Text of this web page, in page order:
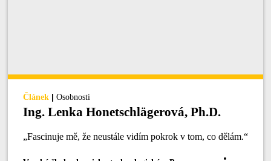
Článek | Osobnosti
Ing. Lenka Honetschlägerová, Ph.D.
„Fascinuje mě, že neustále vidím pokrok v tom, co dělám.“